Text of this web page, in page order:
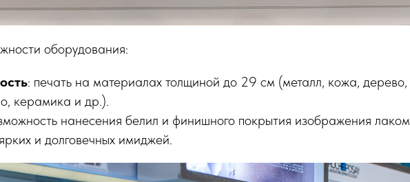
оборудования:
: печать на материалах толщиной до 29 см (металл, кожа, дерево,
керамика и др.).
нанесения белил и финишного покрытия изображения лаком
и долговечных имиджей.